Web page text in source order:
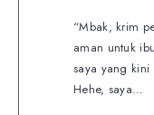
“Mbak, krim
aman untuk
saya yang
Hehe, saya…